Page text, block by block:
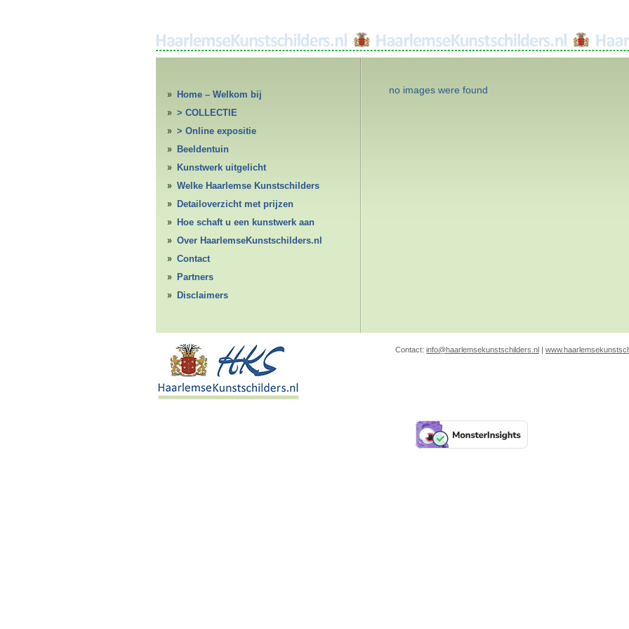
Home – Welkom bij
HaarlemseKunstschilders.nl
> COLLECTIE
> Online expositie
Beeldentuin
Kunstwerk uitgelicht
Welke Haarlemse Kunstschilders
Detailoverzicht met prijzen
Hoe schaft u een kunstwerk aan
Over HaarlemseKunstschilders.nl
Contact
Partners
Disclaimers
no images were found
Contact: info@haarlemsekunstschilders.nl |